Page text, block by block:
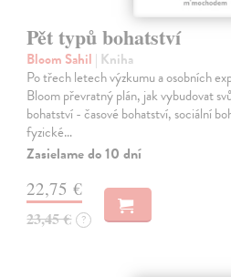
Pět typů bohatství
Bloom Sahil | Kniha
Po třech letech výzkumu a osobních
Bloom převratný plán, jak vybudovat
bohatství - časové bohatství, sociální
fyzické…
Zasielame do 10 dní
22,75 €
23,45 € ?